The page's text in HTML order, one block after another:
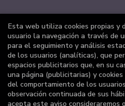
ATENCIÓN
Quiénes
Pedidos
Formulario de
Esta web utiliza cookies propias y
usuario la navegación a través de
para el seguimiento y análisis
de los usuarios (analíticas), que
espacios publicitarios que, en su
una página (publicitarias) y
del comportamiento de los
observación continuada de sus
acepta este aviso consideraremos